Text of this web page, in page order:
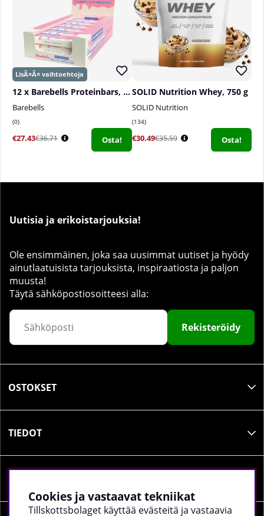
12 x Barebells Proteinbars, 55 g
Barebells
0
€27.43€36.71 Osta!
SOLID Nutrition Whey, 750 g
SOLID Nutrition
134
€30.49€35.59 Osta!
Uutisia ja erikoistarjouksia!
Ole ensimmäinen, joka saa uusimmat uutiset ja hyödy
ainutlaatuisista tarjouksista, inspiraatiosta ja paljon
muusta!
Täytä sähköpostiosoitteesi alla:
Rekisteröidy
OSTOKSET
TIEDOT
Cookies ja vastaavat tekniikat
Tillskottsbolaget käyttää evästeitä ja vastaavia